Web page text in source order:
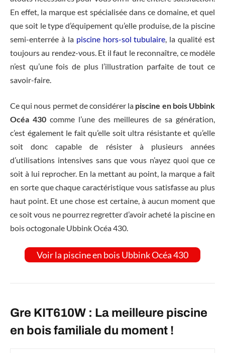
En effet, la marque est spécialisée dans ce domaine, et quel
que soit le type d’équipement qu’elle produise, de la piscine
semi-enterrée à la piscine hors-sol tubulaire, la qualité est
toujours au rendez-vous. Et il faut le reconnaître, ce modèle
n’est qu’une fois de plus l’illustration parfaite de tout ce
savoir-faire.
Ce qui nous permet de considérer la piscine en bois Ubbink
Océa 430comme l’une des meilleures de sa génération,
c’est également le fait qu’elle soit ultra résistante et qu’elle
soit donc capable de résister à plusieurs années
d’utilisations intensives sans que vous n’ayez quoi que ce
soit à lui reprocher. En la mettant au point, la marque a fait
en sorte que chaque caractéristique vous satisfasse au plus
haut point. Et une chose est certaine, à aucun moment que
ce soit vous ne pourrez regretter d’avoir acheté la piscine en
bois octogonale Ubbink Océa 430.
Voir la piscine en bois Ubbink Océa 430
Gre KIT610W : La meilleure piscine
en bois familiale du moment !